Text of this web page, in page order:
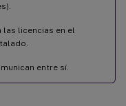
las licencias en el
entre sí.